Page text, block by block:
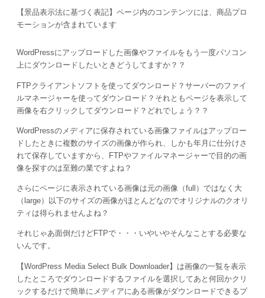
【景品表示法に基づく表記】ページ内のコンテンツには、商品プロ
モーションが含まれています
WordPressにアップロードした画像やファイルをもう一度パソコン
上にダウンロードしたいときどうしてますか？？
FTPクライアントソフトを使ってダウンロード？サーバーのファイ
ルマネージャーを使ってダウンロード？それともページを表示して
画像を右クリックしてダウンロード？どれでしょう？？
WordPressのメディアに保存されている画像ファイルはアップロー
ドしたときに複数のサイズの画像が作られ、しかも年月に仕分けさ
れて保存していますから、FTPやファイルマネージャーで目的の画
像を探すのは至難の業ですよね？
さらにページに表示されている画像は元の画像（full）ではなく大
（large）以下のサイズの画像がほとんどなのでオリジナルのクオリ
ティは得られませんよね？
それじゃあ面倒だけどFTPで・・・いやいやそんなことする必要な
いんです。
【WordPress Media Select Bulk Downloader】は画像の一覧を表示
したところでダウンロードするファイルを選択してあと何回かクリ
ックするだけで簡単にメディアにある画像がダウンロードできるプ